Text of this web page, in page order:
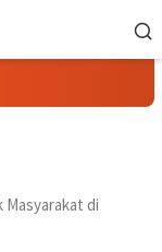
Masyarakat di